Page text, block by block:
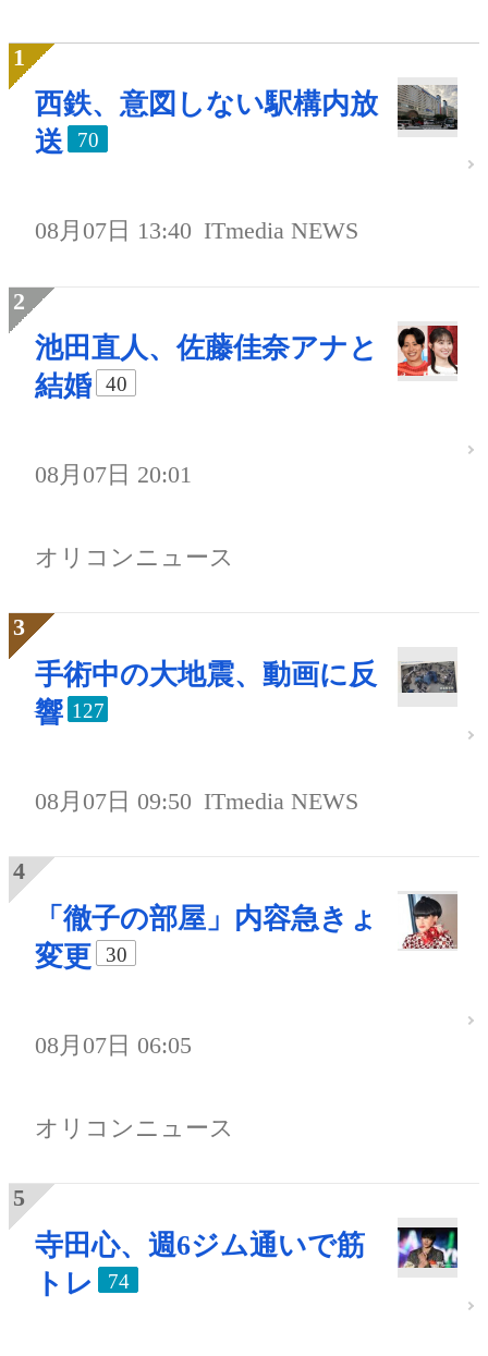
西鉄、意図しない駅構内放
送
70
08月07日 13:40 ITmedia NEWS
池田直人、佐藤佳奈アナと
結婚
40
08月07日 20:01
オリコンニュース
手術中の大地震、動画に反
響 127
08月07日 09:50 ITmedia NEWS
「徹子の部屋」内容急きょ
変更
30
08月07日 06:05
オリコンニュース
寺田心、週6ジム通いで筋
トレ
74